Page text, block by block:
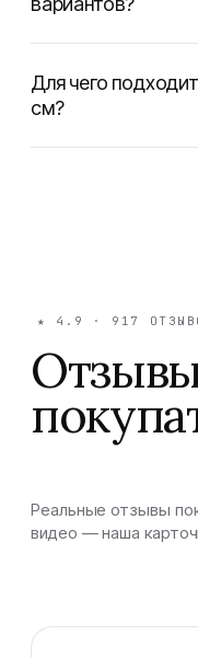
Для чего
см?
★ 4.9 · 917
Реальные отзывы
видео — наша